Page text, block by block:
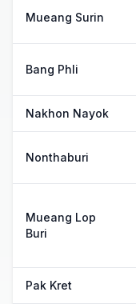
Mueang Surin
Bang Phli
Nakhon Nayok
Nonthaburi
Mueang Lop
Buri
Pak Kret